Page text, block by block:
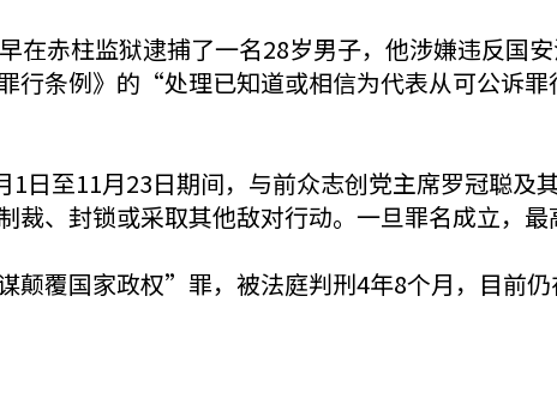
在赤柱监狱逮捕了一名28岁男子，他涉嫌违反国
行条例》的“处理已知道或相信为代表从可公诉
日至11月23日期间，与前众志创党主席罗冠聪及
、封锁或采取其他敌对行动。一旦罪名成立，最
覆国家政权”罪，被法庭判刑4年8个月，目前